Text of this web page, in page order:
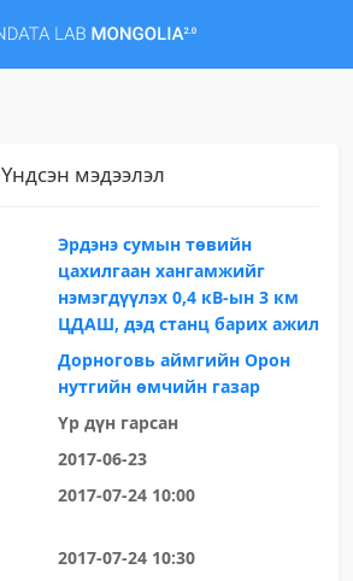
Үндсэн мэдээлэл
Эрдэнэ сумын төвийн
цахилгаан хангамжийг
нэмэгдүүлэх 0,4 кВ-ын 3 км
ЦДАШ, дэд станц барих ажил
Дорноговь аймгийн Орон
нутгийн өмчийн газар
Үр дүн гарсан
2017-06-23
2017-07-24 10:00
2017-07-24 10:30